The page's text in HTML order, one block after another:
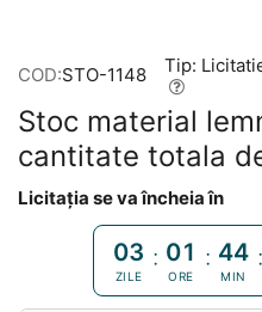
COD:STO-1148 Tip:
Stoc material
cantitate totala
Licitația se va încheia în
03
ZILE
: 01
ORE
: 44
MIN
: